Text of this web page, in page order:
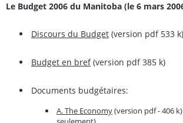
Le Budget 2006 du Manitoba (le 6 mars
Discours du Budget (version pdf 533 k)
Budget en bref(version pdf 385 k)
Documents budgétaires:
A. The Economy(version pdf - 406